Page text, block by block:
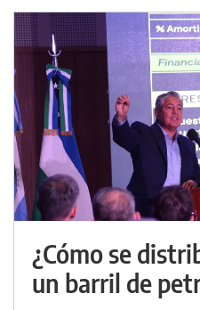
¿Cómo se
un barril de